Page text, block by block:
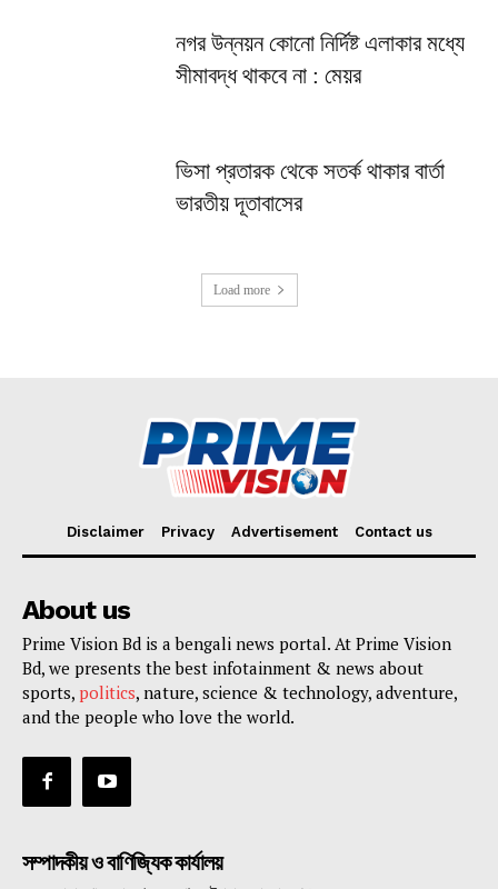
নগর উন্নয়ন কোনো নির্দিষ্ট এলাকার মধ্যে
সীমাবদ্ধ থাকবে না : মেয়র
ভিসা প্রতারক থেকে সতর্ক থাকার বার্তা
ভারতীয় দূতাবাসের
Load more
Disclaimer Privacy Advertisement Contact us
About us
Prime Vision Bd is a bengali news portal. At Prime Vision
Bd, we presents the best infotainment & news about
sports, politics, nature, science & technology, adventure,
and the people who love the world.
সম্পাদকীয় ও বাণিজ্যিক কার্যালয়